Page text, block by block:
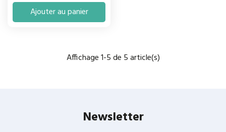
Ajouter au panier
Affichage 1-5 de 5 article(s)
Newsletter